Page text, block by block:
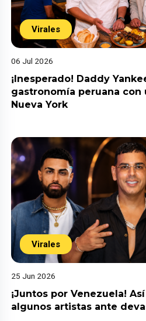
Virales
06 Jul 2026
¡Inesperado! Daddy
gastronomía peruana con
Nueva York
Virales
25 Jun 2026
¡Juntos por Venezuela!
algunos artistas ante